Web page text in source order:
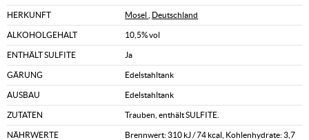
HERKUNFT Mosel Deutschland
ALKOHOLGEHALT 10,5% vol
ENTHÄLT SULFITE Ja
GÄRUNG Edelstahltank
AUSBAU Edelstahltank
ZUTATEN Trauben, enthält SULFITE.
NÄHRWERTE
Brennwert: 310 kJ / 74 kcal, Kohlenhydrate: 3,7